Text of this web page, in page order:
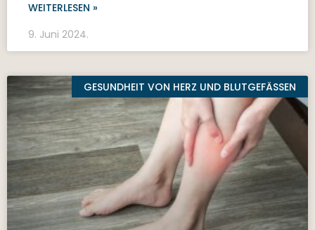
WEITERLESEN »
9. Juni 2024.
GESUNDHEIT VON HERZ UND BLUTGEFÄSSEN